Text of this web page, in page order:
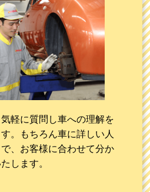
軽に質問し車への理解を
。もちろん車に詳しい人
、お客様に合わせて分か
します。